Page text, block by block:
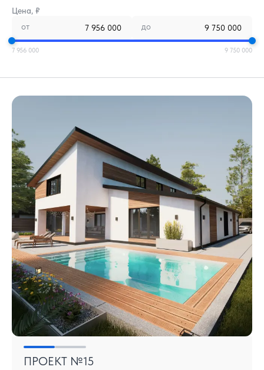
Цена, ₽
от до
7 956 000 9 750 000
ПРОЕКТ №15